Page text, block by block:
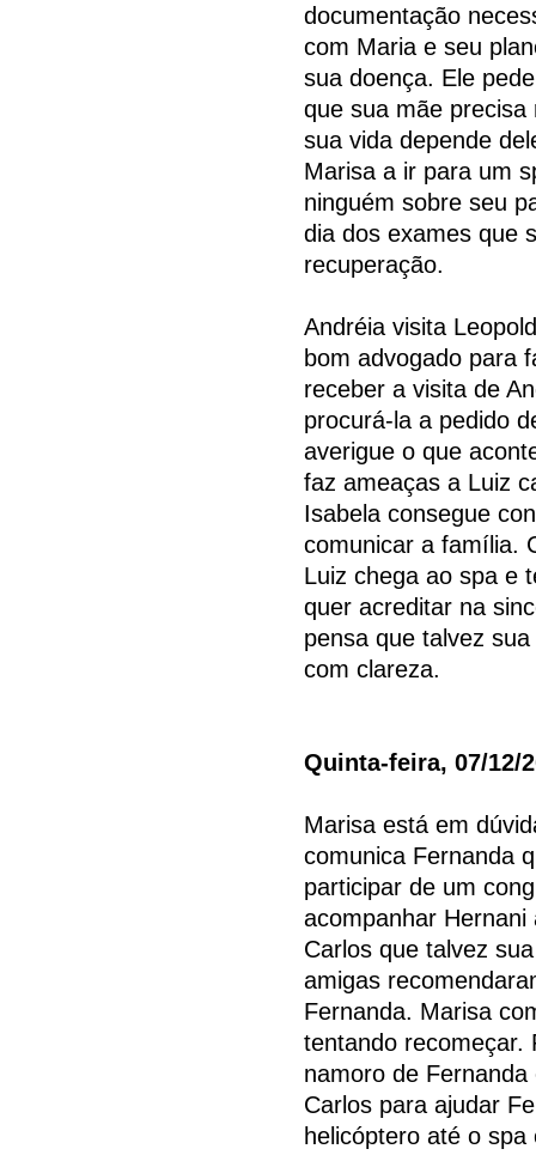
documentação
com Maria e seu
sua doença. Ele
que sua mãe
sua vida depende
Marisa a ir para um
ninguém sobre seu
dia dos exames que
recuperação.
Andréia visita
bom advogado para
receber a visita de
procurá-la a pedido
averigue o que
faz ameaças a Luiz
Isabela consegue
comunicar a família.
Luiz chega ao spa e
quer acreditar na
pensa que talvez
com clareza.
Quinta-feira, 07/12/
Marisa está em
comunica Fernanda
participar de um
acompanhar
Carlos que talvez
amigas
Fernanda. Marisa
tentando recomeçar.
namoro de
Carlos para ajudar
helicóptero até o